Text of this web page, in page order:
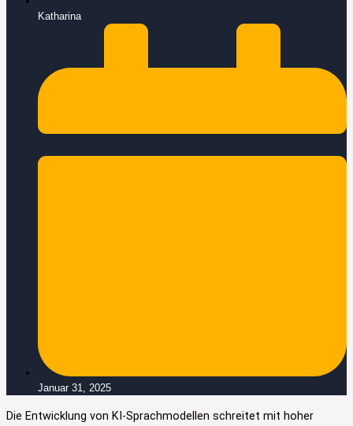
Katharina
Januar 31, 2025
Die Entwicklung von KI-Sprachmodellen schreitet mit hoher